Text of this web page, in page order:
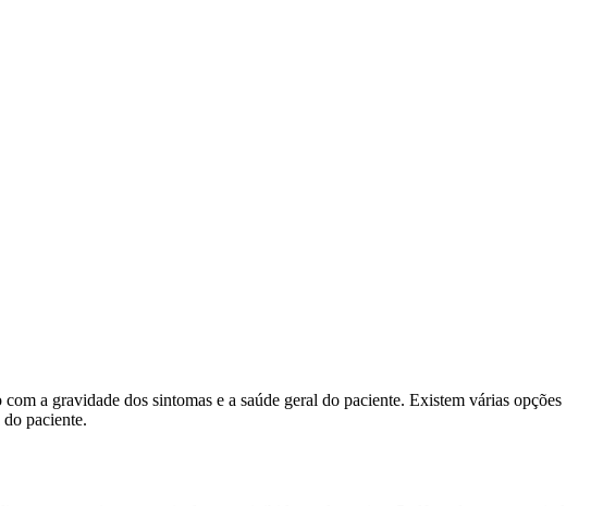
a gravidade dos sintomas e a saúde geral do paciente. Existem várias opções
paciente.